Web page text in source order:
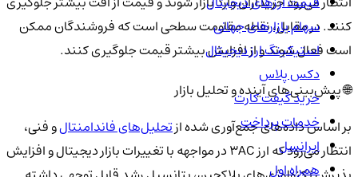
کنند. در مقابل، نقطه مقاومت سطحی است که فروشندگان ممکن
است فعال شوند و از افزایش بیشتر قیمت جلوگیری کنند.
🌐 پیش‌بینی‌های آینده و تحلیل بازار
بر اساس داده‌های جمع‌آوری شده ازتحلیل‌های فاندامنتالو فنی،
انتظار می‌رود که ارز 3AC در مواجهه با تغییرات بازار دیجیتال و افزایش
سهام بازارهای جهانی
استیکینگ ارز دیجیتال
دکس پلاس
خرید گیفت کارت
خدمات پرداخت
ایرانسل
همراه اول